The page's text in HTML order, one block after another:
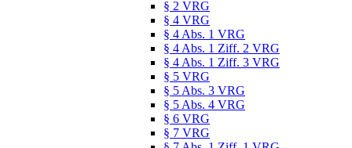
§ 2 VRG
§ 4 VRG
§ 4 Abs. 1 VRG
§ 4 Abs. 1 Ziff. 2 VRG
§ 4 Abs. 1 Ziff. 3 VRG
§ 5 VRG
§ 5 Abs. 3 VRG
§ 5 Abs. 4 VRG
§ 6 VRG
§ 7 VRG